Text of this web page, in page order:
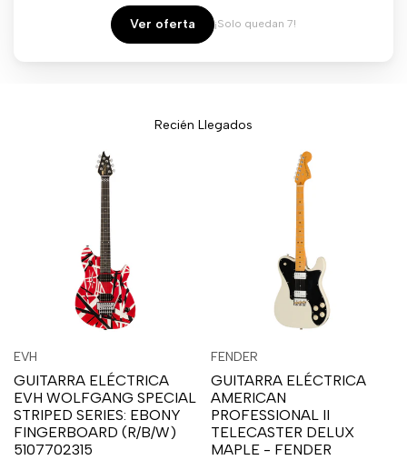
venta
Ver oferta ¡Solo quedan 7!
Recién Llegados
sesión
para
usar
la
lista
para
usar
Compare
Proveedor:
EVH
GUITARRA ELÉCTRICA
EVH WOLFGANG SPECIAL
STRIPED SERIES: EBONY
FINGERBOARD (R/B/W)
5107702315
sesión
para
usar
la
lista
sesión
para
usar
Compare
Vista
Proveedor:
FENDER
GUITARRA ELÉCTRICA
AMERICAN
PROFESSIONAL II
TELECASTER DELUX
MAPLE - FENDER